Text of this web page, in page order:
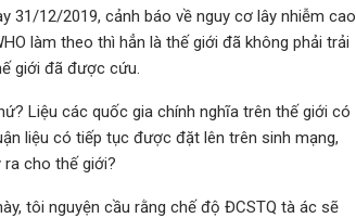
31/12/2019, cảnh báo về nguy cơ lây nhiễm cao
làm theo thì hẳn là thế giới đã không phải trải
giới đã được cứu.
Liệu các quốc gia chính nghĩa trên thế giới có
liệu có tiếp tục được đặt lên trên sinh mạng,
ra cho thế giới?
tôi nguyện cầu rằng chế độ ĐCSTQ tà ác sẽ